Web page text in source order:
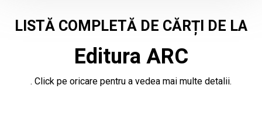
LISTĂ COMPLETĂ DE CĂRȚI DE LA
Editura ARC
. Click pe oricare pentru a vedea mai multe detalii.